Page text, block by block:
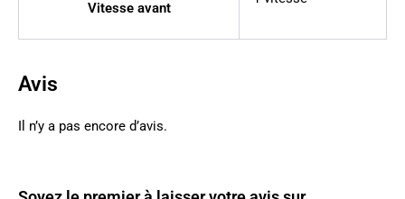
Vitesse avant
Avis
Il n’y a pas encore d’avis.